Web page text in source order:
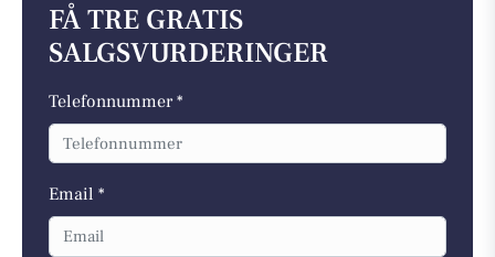
FÅ TRE GRATIS
SALGSVURDERINGER
Telefonnummer *
Email *